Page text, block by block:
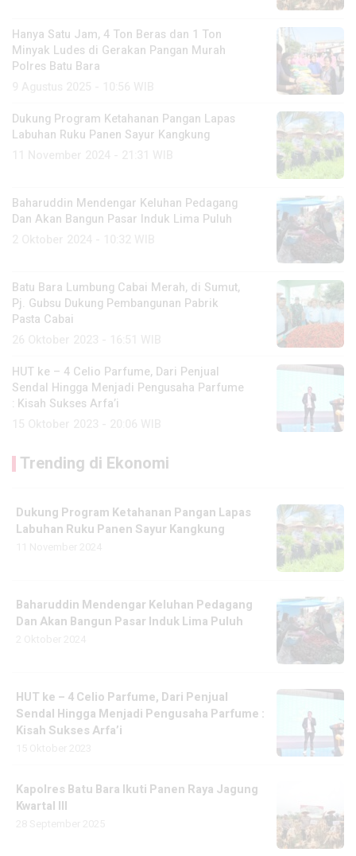
Hanya Satu Jam, 4 Ton Beras dan 1 Ton
Minyak Ludes di Gerakan Pangan Murah
Polres Batu Bara
Dukung Program Ketahanan Pangan Lapas
Labuhan Ruku Panen Sayur Kangkung
Baharuddin Mendengar Keluhan Pedagang
Dan Akan Bangun Pasar Induk Lima Puluh
Batu Bara Lumbung Cabai Merah, di Sumut,
Pj. Gubsu Dukung Pembangunan Pabrik
Pasta Cabai
HUT ke – 4 Celio Parfume, Dari Penjual
Sendal Hingga Menjadi Pengusaha Parfume
: Kisah Sukses Arfa’i
Trending di Ekonomi
Dukung Program Ketahanan Pangan Lapas
Labuhan Ruku Panen Sayur Kangkung
Baharuddin Mendengar Keluhan Pedagang
Dan Akan Bangun Pasar Induk Lima Puluh
HUT ke – 4 Celio Parfume, Dari Penjual
Sendal Hingga Menjadi Pengusaha Parfume :
Kisah Sukses Arfa’i
Kapolres Batu Bara Ikuti Panen Raya Jagung
Kwartal III